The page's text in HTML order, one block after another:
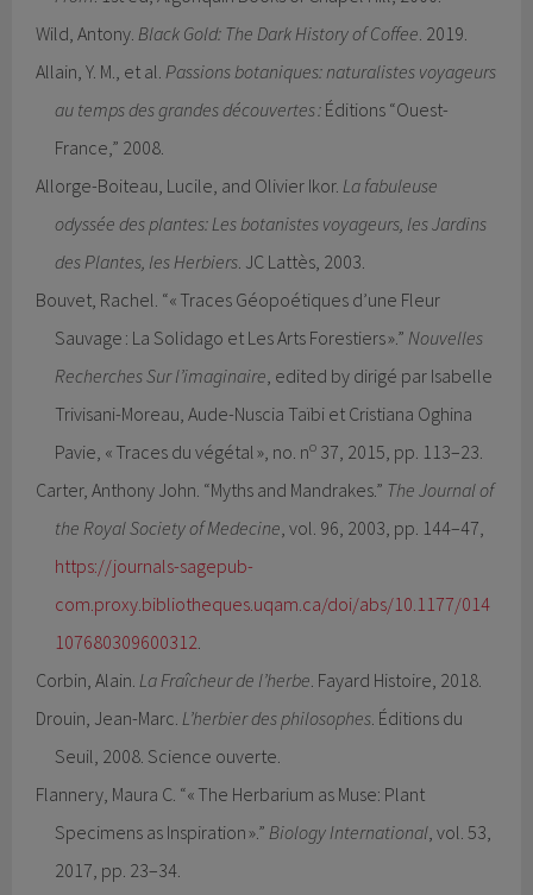
Wild, Antony.Black Gold: The Dark History of Coffee. 2019.
Allain, Y. M., et al.Passions botaniques: naturalistes voyageurs
au temps des grandes découvertes : Éditions “Ouest-
France,” 2008.
Allorge-Boiteau, Lucile, and Olivier Ikor.La fabuleuse
odyssée des plantes: Les botanistes voyageurs, les Jardins
des Plantes, les Herbiers. JC Lattès, 2003.
Bouvet, Rachel. “« Traces Géopoétiques d’une Fleur
Sauvage : La Solidago et Les Arts Forestiers ».”Nouvelles
Recherches Sur l’imaginaire, edited by dirigé par Isabelle
Trivisani-Moreau, Aude-Nuscia Taïbi et Cristiana Oghina
Pavie, « Traces du végétal », no. no 37, 2015, pp. 113–23.
Carter, Anthony John. “Myths and Mandrakes.” The Journal of
the Royal Society of Medecine, vol. 96, 2003, pp. 144–47,
https://journals-sagepub-
com.proxy.bibliotheques.uqam.ca/doi/abs/10.1177/014
107680309600312.
Corbin, Alain.La Fraîcheur de l’herbe. Fayard Histoire, 2018.
Drouin, Jean-Marc.L’herbier des philosophes. Éditions du
Seuil, 2008. Science ouverte.
Flannery, Maura C. “« The Herbarium as Muse: Plant
Specimens as Inspiration ».”Biology International, vol. 53,
2017, pp. 23–34.